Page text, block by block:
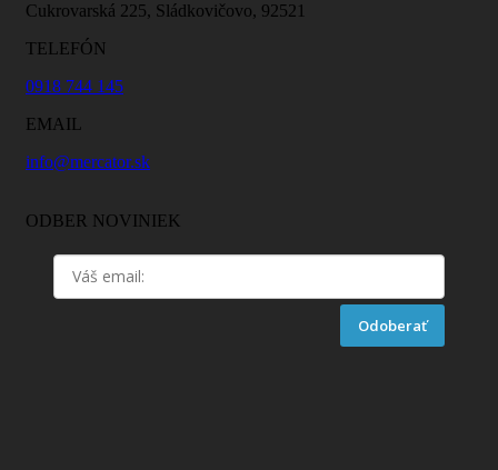
Cukrovarská 225, Sládkovičovo, 92521
TELEFÓN
0918 744 145
EMAIL
info@mercator.sk
ODBER NOVINIEK
Odoberať